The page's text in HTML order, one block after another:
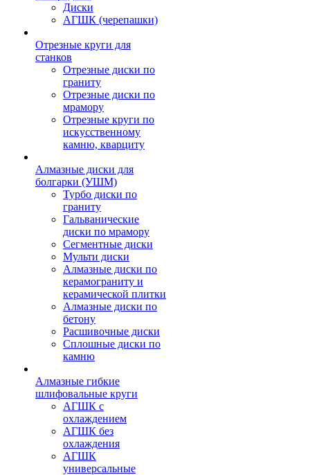
Диски
АГШК (черепашки)
Отрезные круги для
станков
Отрезные диски по
граниту
Отрезные диски по
мрамору
Отрезные круги по
искусственному
камню, кварциту
Алмазные диски для
болгарки (УШМ)
Турбо диски по
граниту
Гальванические
диски по мрамору
Сегментные диски
Мульти диски
Алмазные диски по
керамограниту и
керамической плитки
Алмазные диски по
бетону
Расшивочные диски
Сплошные диски по
камню
Алмазные гибкие
шлифовальные круги
АГШК с
охлаждением
АГШК без
охлаждения
АГШК
универсальные